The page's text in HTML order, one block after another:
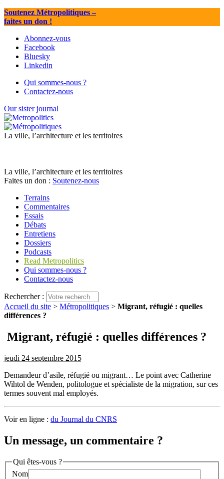
Soutenez Métropolitiques–
faites un don !
Abonnez-vous
Facebook
Bluesky
Linkedin
Qui sommes-nous ?
Contactez-nous
Our sister journal
La ville, l’architecture et les territoires
La ville, l’architecture et les territoires
Faites un don : Soutenez-nous
Terrains
Commentaires
Essais
Débats
Entretiens
Dossiers
Podcasts
Read Metropolitics
Qui sommes-nous ?
Contactez-nous
Rechercher :
Accueil du site > Métropolitiques > Migrant, réfugié : quelles
différences ?
Migrant, réfugié : quelles différences ?
jeudi 24 septembre 2015
Demandeur d’asile, réfugié ou migrant… Le point avec Catherine
Wihtol de Wenden, politologue et spécialiste de la migration, sur ces
termes souvent mal employés.
Voir en ligne : du Journal du CNRS
Un message, un commentaire ?
Qui êtes-vous ?
Nom